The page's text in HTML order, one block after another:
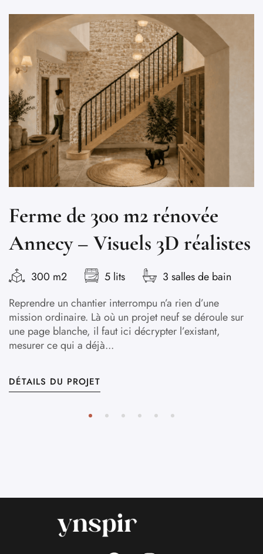
Ferme de 300 m2 rénovée
Annecy – Visuels 3D réalistes
300 m2 5 lits
3 salles de bain
Reprendre un chantier interrompu n’a rien d’une
mission ordinaire. Là où un projet neuf se déroule sur
une page blanche, il faut ici décrypter l’existant,
mesurer ce qui a déjà...
DÉTAILS DU PROJET